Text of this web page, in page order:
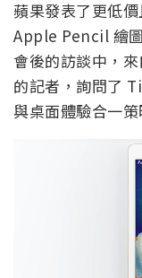
蘋果發表了更低
Apple Pencil 繪
會後的訪談中，
的記者，詢問了
與桌面體驗合一策